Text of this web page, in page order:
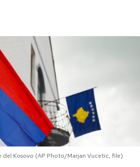
del Kosovo (AP Photo/Marjan Vucetic, file)